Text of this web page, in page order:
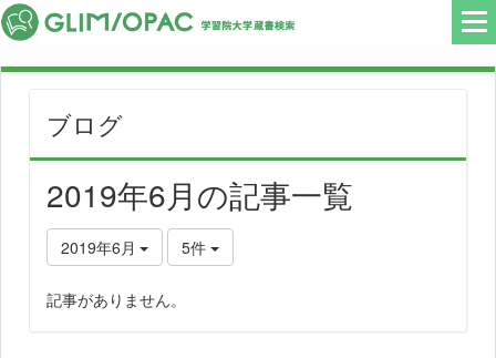
ブログ
2019年6月の記事一覧
2019年6月 5件
記事がありません。